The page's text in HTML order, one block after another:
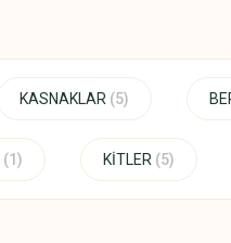
KASNAKLAR (5)
(1) KİTLER (5)